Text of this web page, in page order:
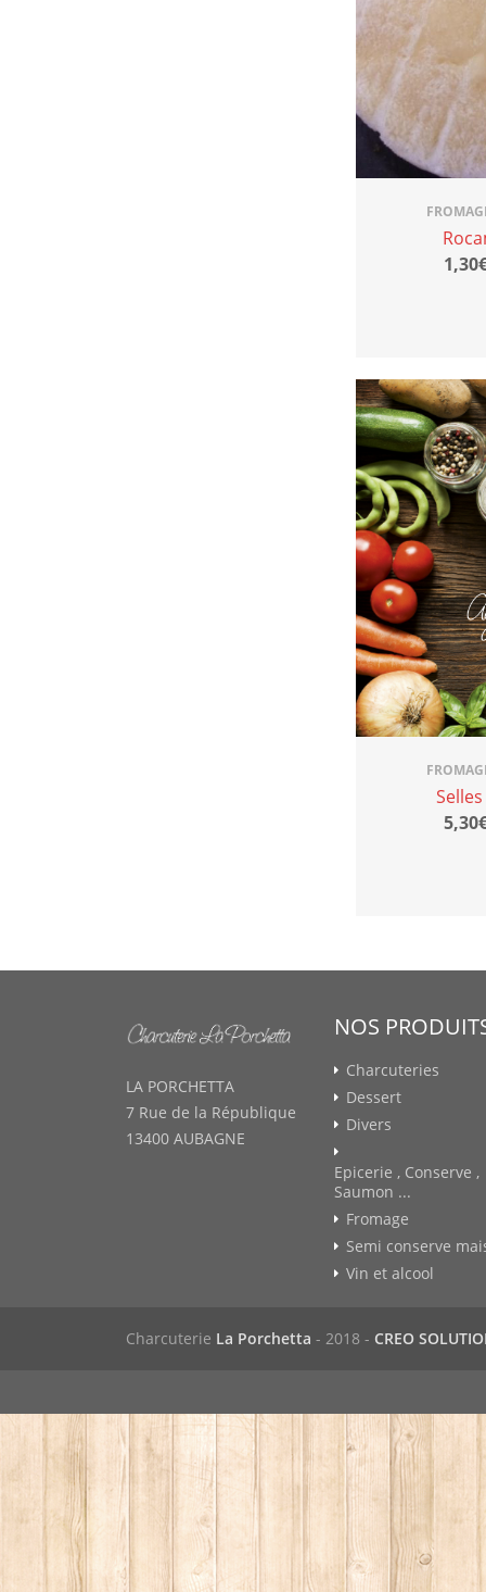
LA PORCHETTA
7 Rue de la République
13400 AUBAGNE
NOS
Charcuteries
Dessert
Divers
Epicerie , Conserve ,
Saumon ...
Fromage
Semi conserve
Vin et alcool
Charcuterie La Porchetta - 2018 - CREO